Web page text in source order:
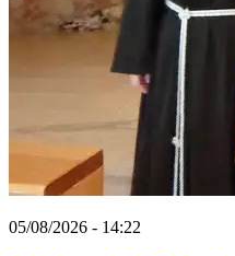
05/08/2026 - 14:22